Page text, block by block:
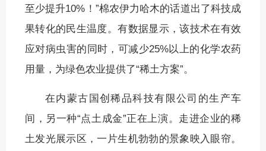
至少提升10%！”棉农伊力哈木的话道出了科技成
果转化的民生温度。有数据显示，该技术在有效
应对病虫害的同时，可减少25%以上的化学农药
用量，为绿色农业提供了“稀土方案”。
在内蒙古国创稀品科技有限公司的生产车
间，另一种“点土成金”正在上演。走进企业的稀
土发光展示区，一片生机勃勃的景象映入眼帘。